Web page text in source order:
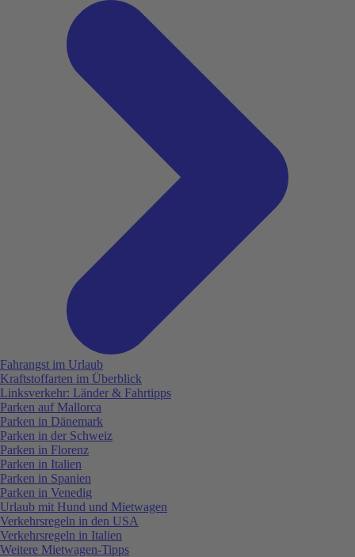
Fahrangst im Urlaub
Kraftstoffarten im Überblick
Linksverkehr: Länder & Fahrtipps
Parken auf Mallorca
Parken in Dänemark
Parken in der Schweiz
Parken in Florenz
Parken in Italien
Parken in Spanien
Parken in Venedig
Urlaub mit Hund und Mietwagen
Verkehrsregeln in den USA
Verkehrsregeln in Italien
Weitere Mietwagen-Tipps